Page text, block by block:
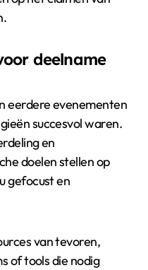
deelname
eerdere evenementen
succesvol waren.
en
doelen stellen op
gefocust en
van tevoren,
of tools die nodig